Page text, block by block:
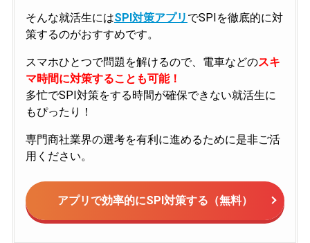
そんな就活生にはSPI対策アプリ でSPIを徹底的に対
策するのがおすすめです。
スマホひとつで問題を解けるので、電車などのスキ
マ時間に対策することも可能！
多忙でSPI対策をする時間が確保できない就活生に
もぴったり！
専門商社業界の選考を有利に進めるために是非ご活
用ください。
アプリで効率的にSPI対策する（無料）